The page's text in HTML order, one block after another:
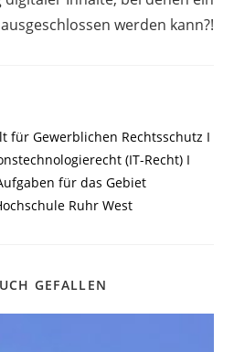
werden kann?!
für Gewerblichen Rechtsschutz I
(IT-Recht) I
für das Gebiet
Ruhr West
GEFALLEN